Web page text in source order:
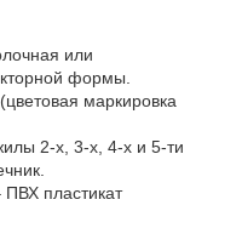
или
формы.
маркировка
2-х, 3-х, 4-х и 5-ти
пластикат